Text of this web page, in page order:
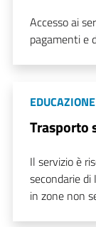
Accesso ai
pagamenti e
Trasporto
Il servizio è
secondarie
in zone non